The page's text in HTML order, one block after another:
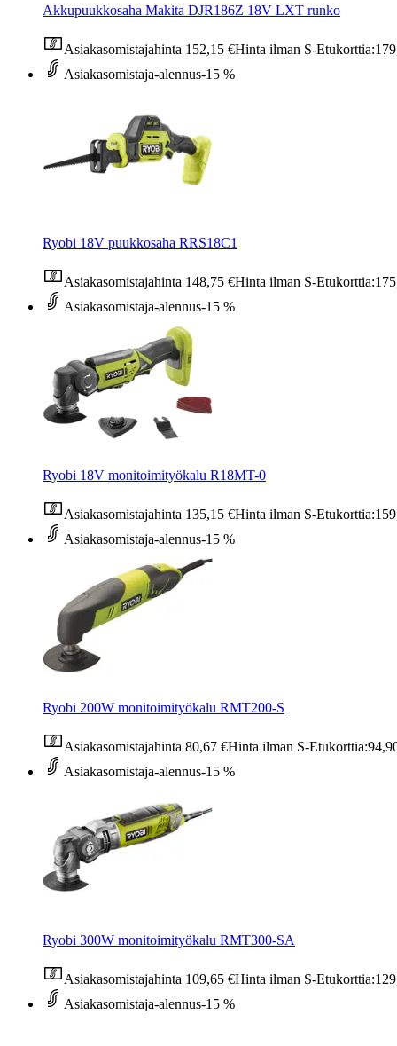
Akkupuukkosaha Makita DJR186Z 18V LXT runko
Asiakasomistajahinta 152,15 €Hinta ilman S-Etukorttia:
Asiakasomistaja-alennus-15 %
Ryobi 18V puukkosaha RRS18C1
Asiakasomistajahinta 148,75 €Hinta ilman S-Etukorttia:
Asiakasomistaja-alennus-15 %
Ryobi 18V monitoimityökalu R18MT-0
Asiakasomistajahinta 135,15 €Hinta ilman S-Etukorttia:
Asiakasomistaja-alennus-15 %
Ryobi 200W monitoimityökalu RMT200-S
Asiakasomistajahinta 80,67 €Hinta ilman S-Etukorttia:
Asiakasomistaja-alennus-15 %
Ryobi 300W monitoimityökalu RMT300-SA
Asiakasomistajahinta 109,65 €Hinta ilman S-Etukorttia:
Asiakasomistaja-alennus-15 %